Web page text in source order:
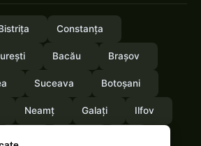
Constanța
Bacău Brașov
Suceava Botoșani
Neamț Galați Ilfov